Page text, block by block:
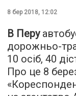
8 бер 2018, 12:02
В Перу
дорожньо-
10 осіб, 40
Про це 8
«